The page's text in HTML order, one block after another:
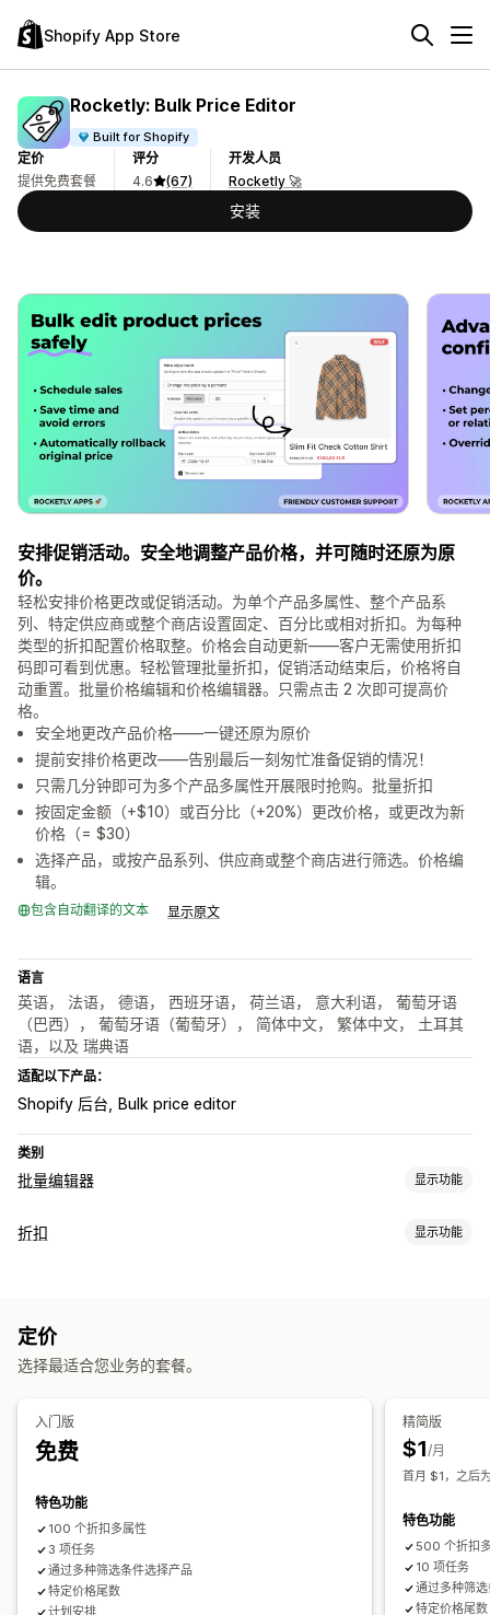
Shopify App Store
Rocketly: Bulk Price Editor
Built for Shopify
定价
提供免费套餐
评分
4.6
(67)
开发人员
Rocketly 🚀
安装
安排促销活动。安全地调整产品价格，并可随时还原为原
价。
轻松安排价格更改或促销活动。为单个产品多属性、整个产品系
列、特定供应商或整个商店设置固定、百分比或相对折扣。为每种
类型的折扣配置价格取整。价格会自动更新——客户无需使用折扣
码即可看到优惠。轻松管理批量折扣，促销活动结束后，价格将自
动重置。批量价格编辑和价格编辑器。只需点击 2 次即可提高价
格。
安全地更改产品价格——一键还原为原价
提前安排价格更改——告别最后一刻匆忙准备促销的情况！
只需几分钟即可为多个产品多属性开展限时抢购。批量折扣
按固定金额（+$10）或百分比（+20%）更改价格，或更改为新
价格（= $30）
选择产品，或按产品系列、供应商或整个商店进行筛选。价格编
辑。
包含自动翻译的文本 显示原文
语言
英语， 法语， 德语， 西班牙语， 荷兰语， 意大利语， 葡萄牙语
（巴西）， 葡萄牙语（葡萄牙）， 简体中文， 繁体中文， 土耳其
语，以及 瑞典语
适配以下产品：
Shopify 后台 Bulk price editor
类别
批量编辑器 显示功能
可编辑资源
预定任务
折扣 显示功能
定价
选择最适合您业务的套餐。
入门版
免费
特色功能
100 个折扣多属性
3 项任务
通过多种筛选条件选择产品
特定价格尾数
精简版
$1/月
首月 $1，之后
特色功能
500 个折扣
10 项任务
通过多种筛
特定价格尾数